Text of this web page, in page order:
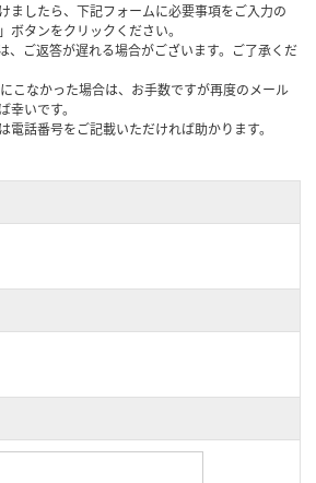
ましたら、下記フォームに必要事項をご入力の
タンをクリックください。
、ご返答が遅れる場合がございます。ご了承くだ
こなかった場合は、お手数ですが再度のメール
いです。
電話番号をご記載いただければ助かります。